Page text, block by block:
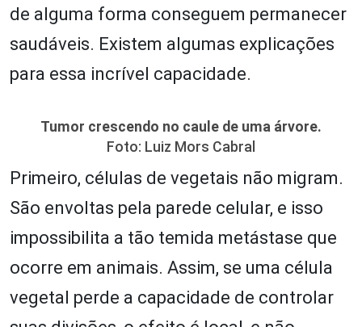
de alguma forma conseguem permanecer
saudáveis. Existem algumas explicações
para essa incrível capacidade.
Tumor crescendo no caule de uma árvore.
Foto: Luiz Mors Cabral
Primeiro, células de vegetais não migram.
São envoltas pela parede celular, e isso
impossibilita a tão temida metástase que
ocorre em animais. Assim, se uma célula
vegetal perde a capacidade de controlar